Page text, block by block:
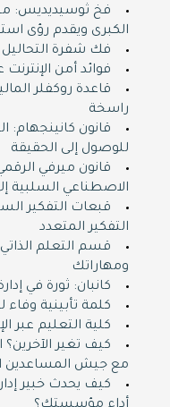
فخ ثوسيديديس:
الكبرى ويقدم رؤى
فك شفرة
فوائد أمن
قاعدة روكفلر
راسخة
قانون
للوصول إلى الحقيقة
قانون ميرفي
الاصطناعي السلبية
قبعات التفكير
التفكير المتعدد
قسم التعلم
ومهاراتك
كانبان: ثورة في
كلمة تأبينية وفاء
كلية التعليم عبر
كيف تغير
مع جيش المساعدين
كيف يحدث خبير